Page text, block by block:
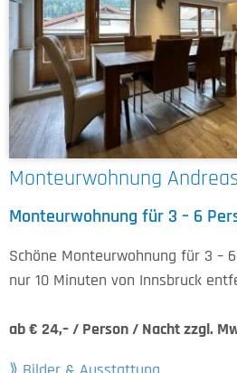
Monteurwohnung
Monteurwohnung für 3 – 6
Schöne Monteurwohnung für 3 –
nur 10 Minuten von Innsbruck
ab € 24,– / Person / Nacht zzgl.